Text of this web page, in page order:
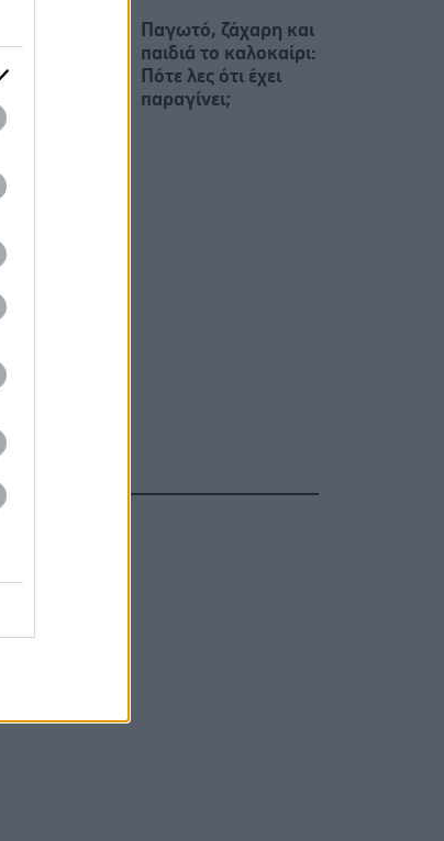
Παγωτό, ζάχαρη και
παιδιά το καλοκαίρι:
Πότε λες ότι έχει
παραγίνει;